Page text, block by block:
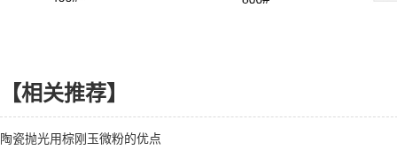
【相关推荐】
陶瓷抛光用棕刚玉微粉的优点